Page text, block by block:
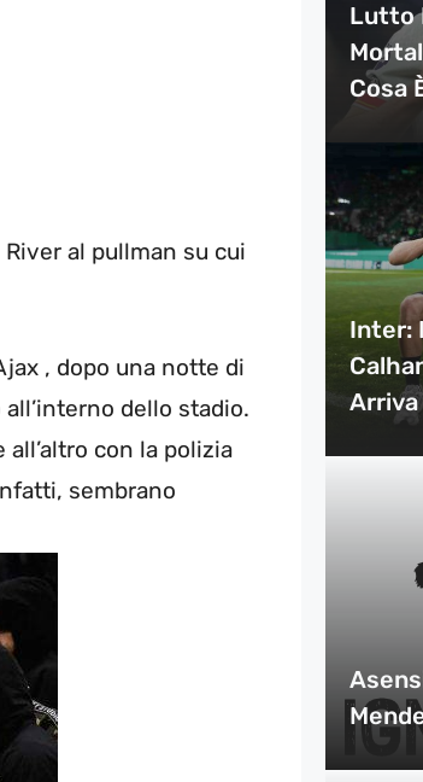
al pullman su cui
, dopo una notte di
dello stadio.
all’altro con la polizia
sembrano
Lutto
Cosa
Inter:
Arriva